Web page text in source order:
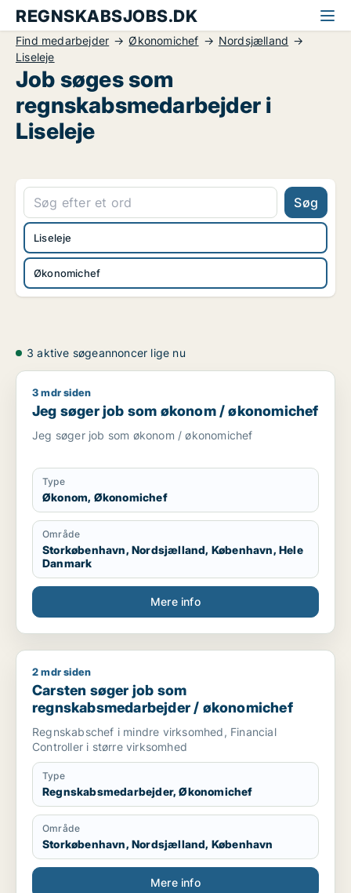
REGNSKABSJOBS.DK
Find medarbejder Økonomichef
Nordsjælland
Liseleje
Job søges som
regnskabsmedarbejder i
Liseleje
Søg
Økonomichef
Liseleje
3 aktive søgeannoncer lige nu
Jeg søger job som økonom / økonomichef
3 mdr siden
Jeg søger job som økonom / økonomichef
Jeg søger job som økonom / økonomichef
Type
Økonom, Økonomichef
Område
Storkøbenhavn, Nordsjælland, København, Hele
Danmark
Mere info
Carsten søger job som regnskabsmedarbejder /
2 mdr siden
Carsten søger job som
regnskabsmedarbejder / økonomichef
Regnskabschef i mindre virksomhed, Financial
Controller i større virksomhed
Type
Regnskabsmedarbejder, Økonomichef
Område
Storkøbenhavn, Nordsjælland, København
Mere info